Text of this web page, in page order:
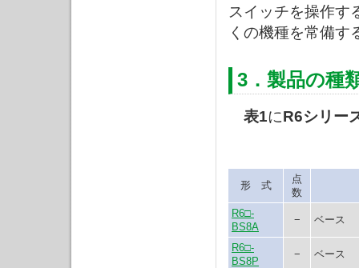
スイッチを操作す
くの機種を常備す
3．製品の種
表1にR6シリー
形 式
点
数
R6□-
BS8A
− ベース
R6□-
BS8P
− ベース